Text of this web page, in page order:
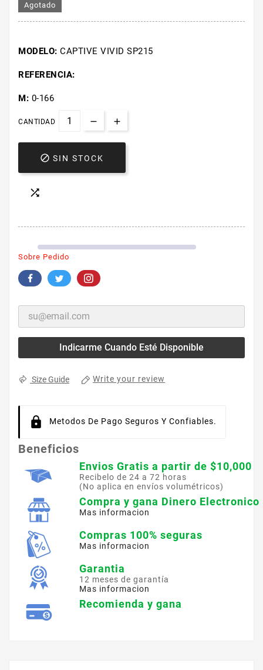
Agotado
MODELO: CAPTIVE VIVID SP215
REFERENCIA:
M: 0-166
CANTIDAD
 SIN STOCK

Sobre Pedido
Indicarme Cuando Esté Disponible
Size Guide Write your review
Metodos De Pago Seguros Y Confiables.
Beneficios
Envios Gratis a partir de $10,000
Recibelo de 24 a 72 horas
(No aplica en envíos volumétricos)
Compra y gana Dinero Electronico
Mas informacion
Compras 100% seguras
Mas informacion
Garantia
12 meses de garantía
Mas informacion
Recomienda y gana